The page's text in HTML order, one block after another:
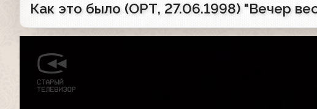
Как это было (ОРТ, 27.06.1998) "Вечер